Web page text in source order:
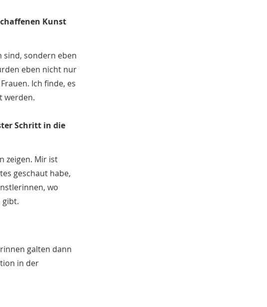
Kunst
sind, sondern eben
eben nicht nur
Ich finde, es
werden.
Schritt in die
zeigen. Mir ist
geschaut habe,
wo
gibt.
galten dann
in der